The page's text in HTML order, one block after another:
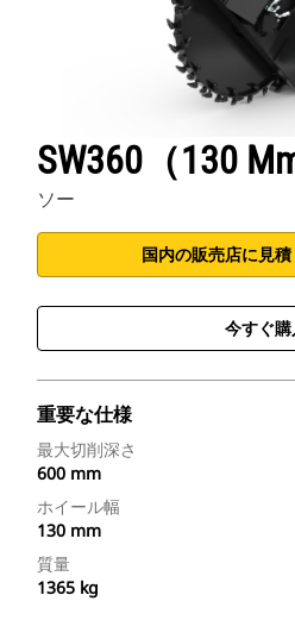
SW360（130
ソー
国内の販売店に見
今すぐ購
重要な仕様
最大切削深さ
600 mm
ホイール幅
130 mm
質量
1365 kg